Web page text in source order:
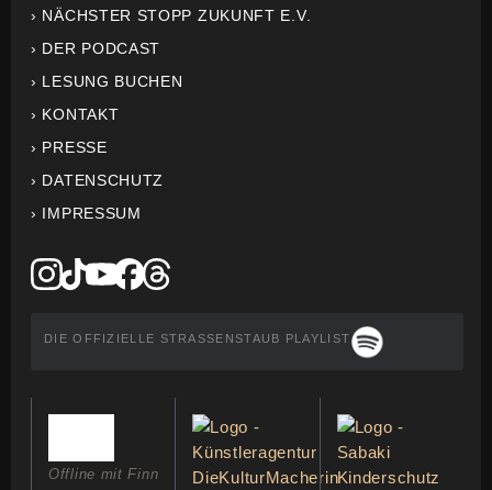
› NÄCHSTER STOPP ZUKUNFT E.V.
› DER PODCAST
› LESUNG BUCHEN
› KONTAKT
› PRESSE
› DATENSCHUTZ
› IMPRESSUM
DIE OFFIZIELLE STRASSENSTAUB PLAYLIST
Offline mit Finn